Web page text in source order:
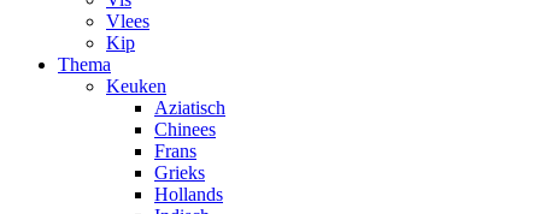
Vlees
Kip
Thema
Keuken
Aziatisch
Chinees
Frans
Grieks
Hollands